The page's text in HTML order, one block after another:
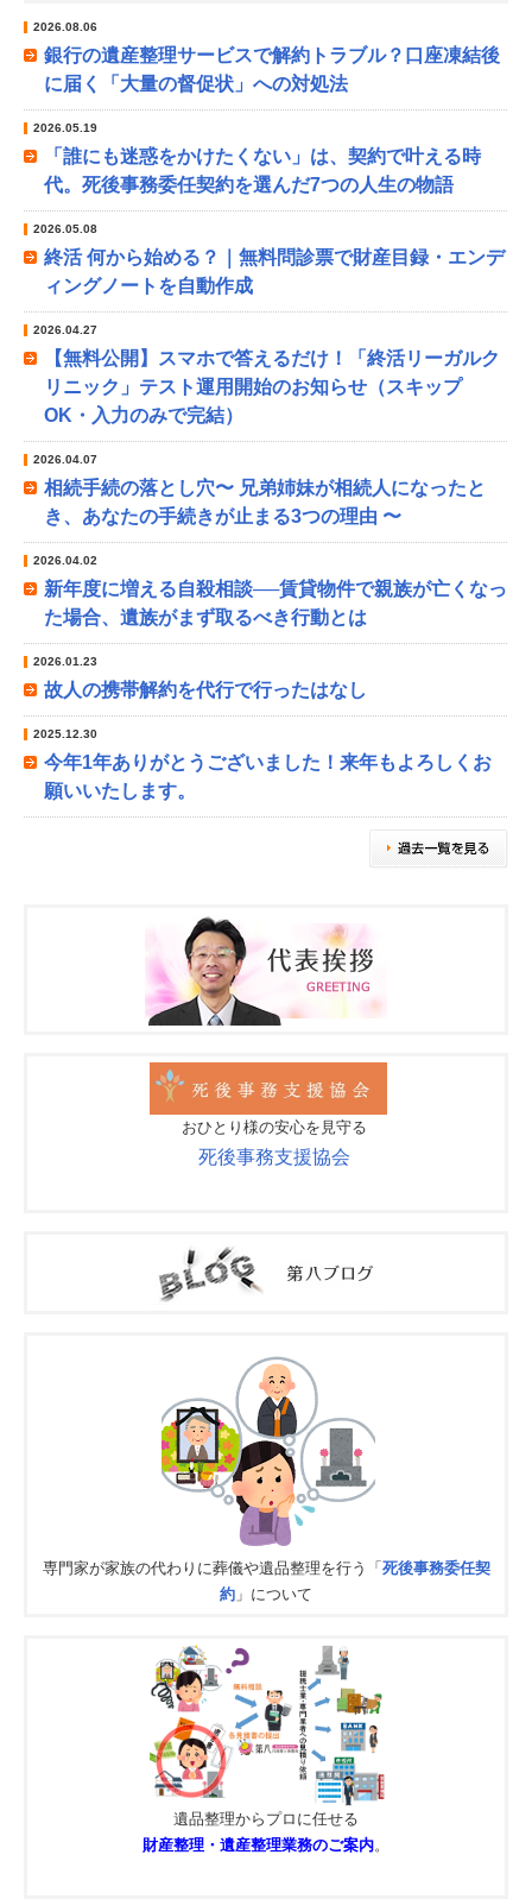
2026.08.06
銀行の遺産整理サービスで解約トラブル？口座凍結後
に届く「大量の督促状」への対処法
2026.05.19
「誰にも迷惑をかけたくない」は、契約で叶える時
代。死後事務委任契約を選んだ7つの人生の物語
2026.05.08
終活 何から始める？｜無料問診票で財産目録・エンデ
ィングノートを自動作成
2026.04.27
【無料公開】スマホで答えるだけ！「終活リーガルク
リニック」テスト運用開始のお知らせ（スキップ
OK・入力のみで完結）
2026.04.07
相続手続の落とし穴〜 兄弟姉妹が相続人になったと
き、あなたの手続きが止まる3つの理由 〜
2026.04.02
新年度に増える自殺相談──賃貸物件で親族が亡くなっ
た場合、遺族がまず取るべき行動とは
2026.01.23
故人の携帯解約を代行で行ったはなし
2025.12.30
今年1年ありがとうございました！来年もよろしくお
願いいたします。
おひとり様の安心を見守る
死後事務支援協会
専門家が家族の代わりに葬儀や遺品整理を行う「 死後事務委任契
約 」について
遺品整理からプロに任せる
財産整理・遺産整理業務のご案内。